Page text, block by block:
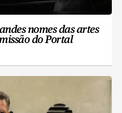
nomes das artes
do Portal